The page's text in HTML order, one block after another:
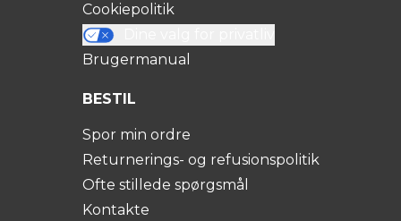
Cookiepolitik
Brugermanual
BESTIL
Spor min ordre
Returnerings- og refusionspolitik
Ofte stillede spørgsmål
Kontakte